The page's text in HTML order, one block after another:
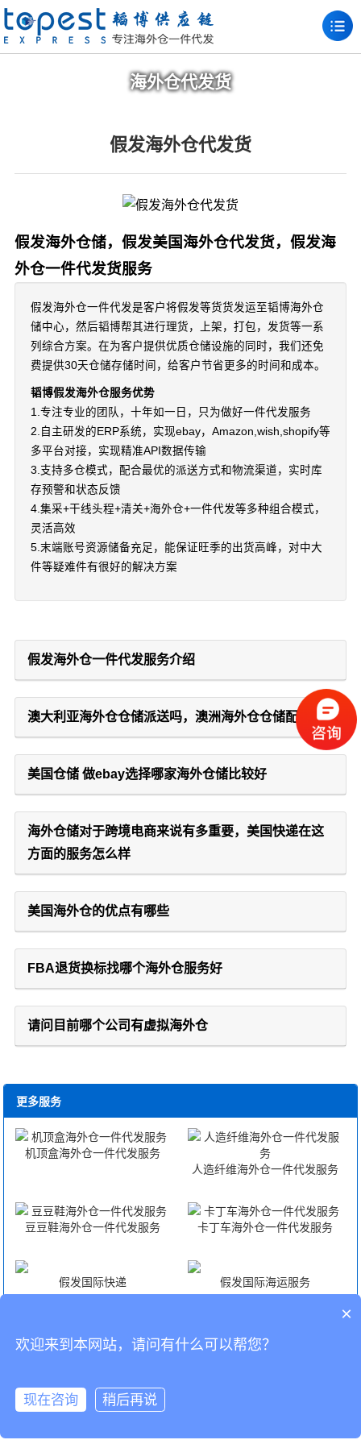
海外仓代发货
假发海外仓代发货
假发海外仓储，假发美国海外仓代发货，假发海
外仓一件代发货服务
假发海外仓一件代发是客户将假发等货货发运至韬博海外仓
储中心，然后韬博帮其进行理货，上架，打包，发货等一系
列综合方案。在为客户提供优质仓储设施的同时，我们还免
费提供30天仓储存储时间，给客户节省更多的时间和成本。
韬博假发海外仓服务优势
1.专注专业的团队，十年如一日，只为做好一件代发服务
2.自主研发的ERP系统，实现ebay，Amazon,wish,shopify等
多平台对接，实现精准API数据传输
3.支持多仓模式，配合最优的派送方式和物流渠道，实时库
存预警和状态反馈
4.集采+干线头程+清关+海外仓+一件代发等多种组合模式，
灵活高效
5.末端账号资源储备充足，能保证旺季的出货高峰，对中大
件等疑难件有很好的解决方案
假发海外仓一件代发服务介绍
澳大利亚海外仓仓储派送吗，澳洲海外仓仓储配
美国仓储 做ebay选择哪家海外仓储比较好
海外仓储对于跨境电商来说有多重要，美国快递在这
方面的服务怎么样
美国海外仓的优点有哪些
FBA退货换标找哪个海外仓服务好
请问目前哪个公司有虚拟海外仓
更多服务
机顶盒海外仓一件代发服务
人造纤维海外仓一件代发服务
豆豆鞋海外仓一件代发服务 卡丁车海外仓一件代发服务
假发国际快递 假发国际海运服务
假发国际空运服务 假发FBA头程
CopyRight © 深圳市韬博供应链有限公司
×
欢迎来到本网站，请问有什么可以帮您？
现在咨询 稍后再说